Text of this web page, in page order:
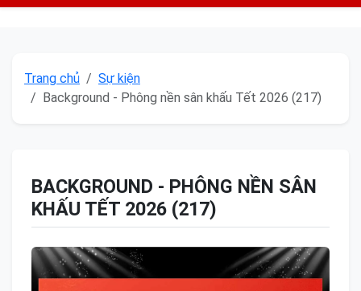
Trang chủ
Sự kiện
Background - Phông nền sân khấu Tết 2026 (217)
BACKGROUND - PHÔNG NỀN SÂN
KHẤU TẾT 2026 (217)